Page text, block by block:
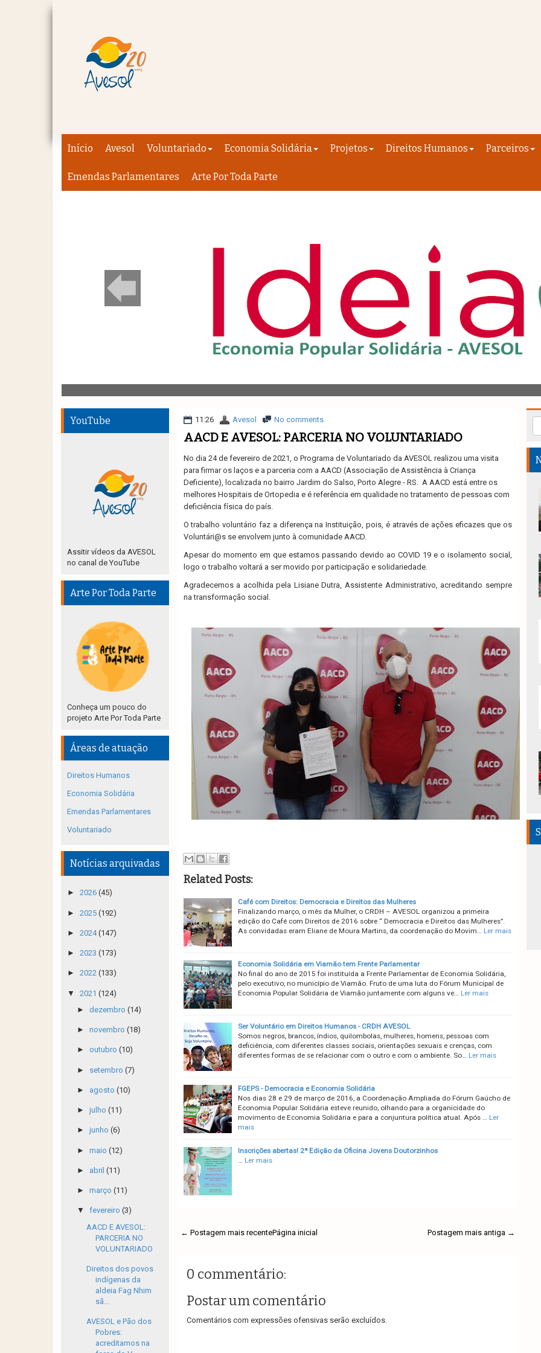
Início Avesol Voluntariado Economia Solidária Projetos Direitos Humanos Parceiros
Emendas Parlamentares Arte Por Toda Parte
11:26 Avesol No comments
AACD E AVESOL: PARCERIA NO VOLUNTARIADO
No dia 24 de fevereiro de 2021, o Programa de Voluntariado da AVESOL realizou uma visita
para firmar os laços e a parceria com a AACD (Associação de Assistência à Criança
Deficiente), localizada no bairro Jardim do Salso, Porto Alegre - RS. A AACD está entre os
melhores Hospitais de Ortopedia e é referência em qualidade no tratamento de pessoas com
deficiência física do país.
O trabalho voluntário faz a diferença na Instituição, pois, é através de ações eficazes que os
Voluntári@s se envolvem junto à comunidade AACD.
Apesar do momento em que estamos passando devido ao COVID 19 e o isolamento social,
logo o trabalho voltará a ser movido por participação e solidariedade.
Agradecemos a acolhida pela Lisiane Dutra, Assistente Administrativo, acreditando sempre
na transformação social.
Related Posts:
Café com Direitos: Democracia e Direitos das Mulheres
Finalizando março, o mês da Mulher, o CRDH – AVESOL organizou a primeira
edição do Café com Direitos de 2016 sobre “ Democracia e Direitos das Mulheres”.
As convidadas eram Eliane de Moura Martins, da coordenação do Movim…
Ler mais
Economia Solidária em Viamão tem Frente Parlamentar
No final do ano de 2015 foi instituída a Frente Parlamentar de Economia Solidária,
pelo executivo, no município de Viamão. Fruto de uma luta do Fórum Municipal de
Economia Popular Solidária de Viamão juntamente com alguns ve…
Ler mais
Ser Voluntário em Direitos Humanos - CRDH AVESOL
Somos negros, brancos, índios, quilombolas, mulheres, homens, pessoas com
deficiência, com diferentes classes sociais, orientações sexuais e crenças, com
diferentes formas de se relacionar com o outro e com o ambiente. So…
Ler mais
FGEPS - Democracia e Economia Solidária
Nos dias 28 e 29 de março de 2016, a Coordenação Ampliada do Fórum Gaúcho de
Economia Popular Solidária esteve reunido, olhando para a organicidade do
movimento de Economia Solidária e para a conjuntura política atual. Após …
Ler
mais
Inscrições abertas! 2ª Edição da Oficina Jovens Doutorzinhos
Ler mais
← Postagem mais recente Postagem mais antiga →
Página inicial
0 commentário:
Postar um comentário
Comentários com expressões ofensivas serão excluídos.
YouTube
Assitir vídeos da AVESOL
no canal de YouTube
Arte Por Toda Parte
Conheça um pouco do
projeto Arte Por Toda Parte
Áreas de atuação
Direitos Humanos
Economia Solidária
Emendas Parlamentares
Voluntariado
Notícias arquivadas
► 2026 (45)
► 2025 (192)
► 2024(147)
► 2023 (173)
► 2022 (133)
▼ 2021 (124)
► dezembro (14)
► novembro (18)
► outubro (10)
► setembro (7)
► agosto (10)
► julho (11)
► junho (6)
► maio (12)
► abril (11)
► março (11)
▼ fevereiro (3)
AACD E AVESOL:
PARCERIA NO
VOLUNTARIADO
Direitos dos povos
indígenas da
aldeia Fag Nhim
sã...
AVESOL e Pão dos
Pobres:
acreditamos na